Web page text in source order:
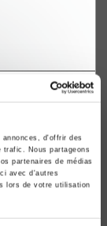
d'offrir des
Nous partageons
partenaires de médias
avec d'autres
lors de votre utilisation
politique